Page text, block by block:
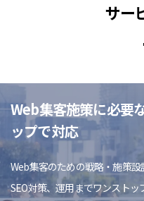
サー
Web集客施策に必要
ップで対応
Web集客のための戦略・施策
SEO対策、運用までワンスト